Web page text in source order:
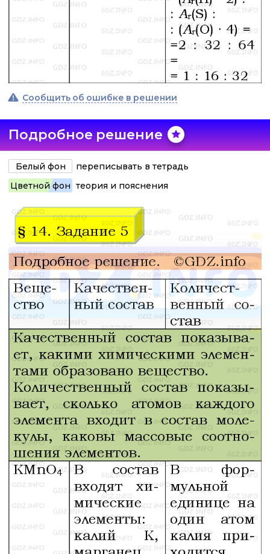
Сообщить об ошибке в решении
Подробное решение
Белый фон
переписывать в тетрадь
Цветной фон теория и пояснения